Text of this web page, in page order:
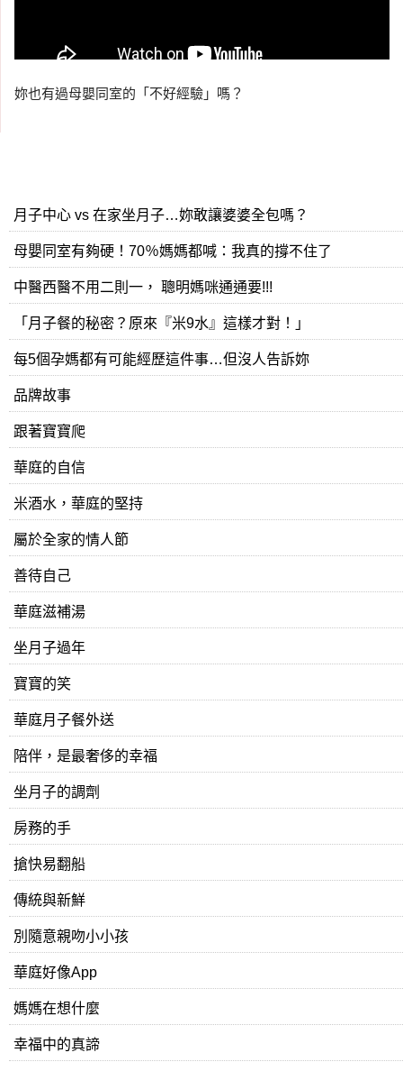
妳也有過母嬰同室的「不好經驗」嗎？
月子中心 vs 在家坐月子…妳敢讓婆婆全包嗎？
母嬰同室有夠硬！70％媽媽都喊：我真的撐不住了
中醫西醫不用二則一， 聰明媽咪通通要!!!
「月子餐的秘密？原來『米9水』這樣才對！」
每5個孕媽都有可能經歷這件事…但沒人告訴妳
品牌故事
跟著寶寶爬
華庭的自信
米酒水，華庭的堅持
屬於全家的情人節
善待自己
華庭滋補湯
坐月子過年
寶寶的笑
華庭月子餐外送
陪伴，是最奢侈的幸福
坐月子的調劑
房務的手
搶快易翻船
傳統與新鮮
別隨意親吻小小孩
華庭好像App
媽媽在想什麼
幸福中的真諦